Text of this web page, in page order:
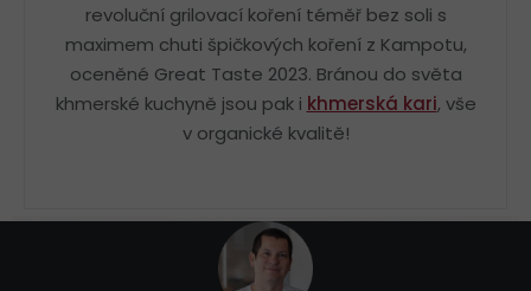
revoluční grilovací koření téměř bez soli s
maximem chuti špičkových koření z Kampotu,
oceněné Great Taste 2023. Bránou do světa
khmerské kuchyně jsou pak i khmerská kari, vše
v organické kvalitě!